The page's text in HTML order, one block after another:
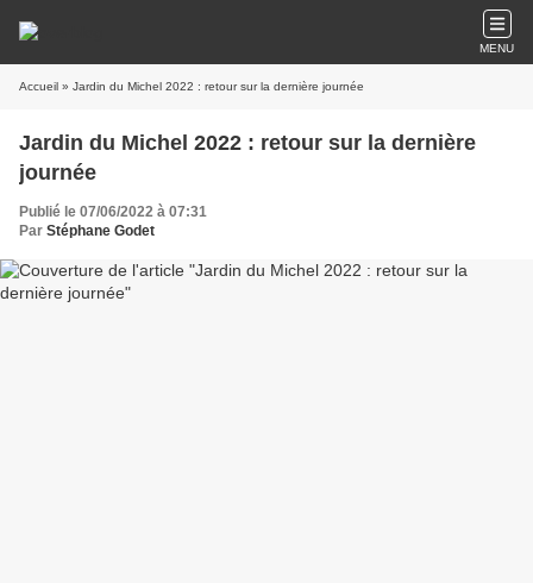
MENU
Accueil » Jardin du Michel 2022 : retour sur la dernière journée
Jardin du Michel 2022 : retour sur la dernière
journée
Publié le 07/06/2022 à 07:31
Par Stéphane Godet